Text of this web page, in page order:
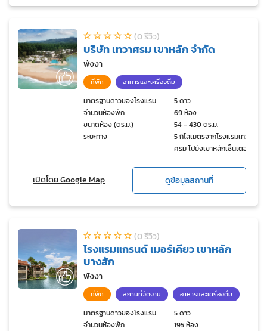
(0 รีวิว)
บริษัท เทวาศรม เขาหลัก จำกัด
พังงา
ที่พัก อาหารและเครื่องดื่ม
มาตรฐานดาวของโรงแรม
5 ดาว
จำนวนห้องพัก
69 ห้อง
ขนาดห้อง (ตร.ม.)
54 - 430 ตร.ม.
ระยะทาง
5 กิโลเมตรจากโรงแรมเทวา
ศรม ไปยังเขาหลักเซ็นเตอร์
เปิดโดย Google Map ดูข้อมูลสถานที่
(0 รีวิว)
โรงแรมแกรนด์ เมอร์เคียว เขาหลัก
บางสัก
พังงา
ที่พัก สถานที่จัดงาน อาหารและเครื่องดื่ม
มาตรฐานดาวของโรงแรม
5 ดาว
จำนวนห้องพัก
195 ห้อง